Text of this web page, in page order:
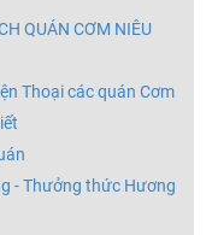
QUÁN CƠM NIÊU
Thoại các quán Cơm
- Thưởng thức Hương